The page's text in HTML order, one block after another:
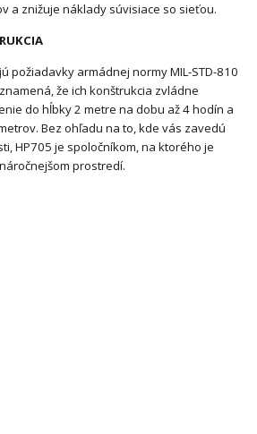
a znižuje náklady súvisiace so sieťou.
požiadavky armádnej normy MIL-STD-810
že ich konštrukcia zvládne
do hĺbky 2 metre na dobu až 4 hodín a
Bez ohľadu na to, kde vás zavedú
HP705 je spoločníkom, na ktorého je
prostredí.